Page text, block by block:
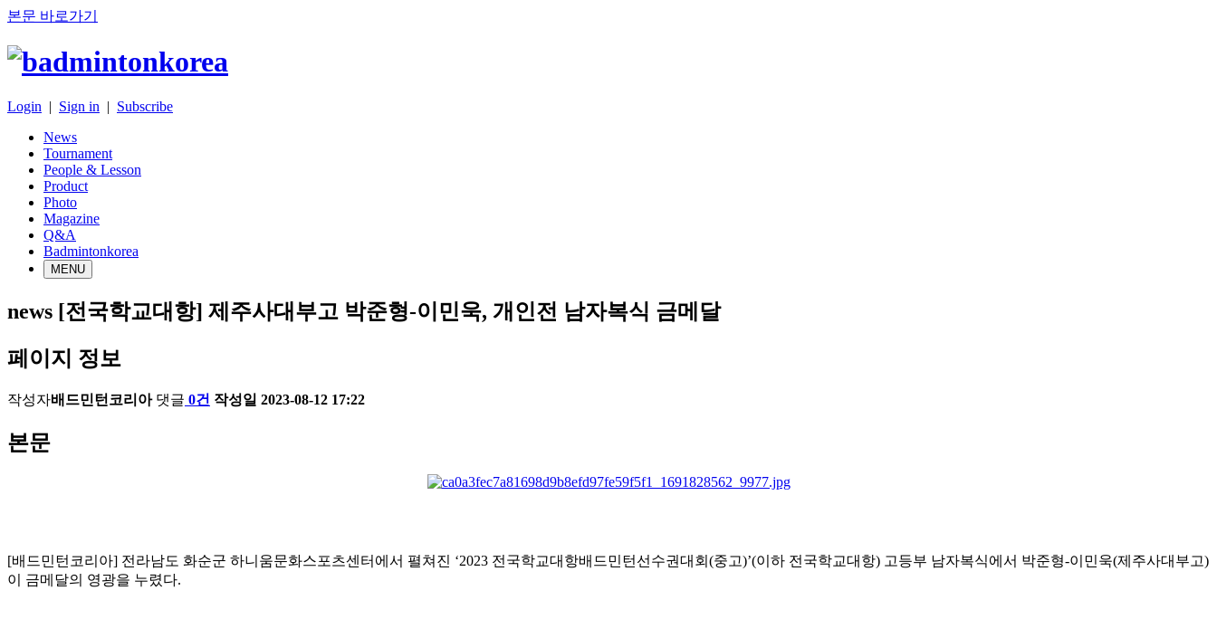
본문 바로가기
Login | Sign in | Subscribe
News
Tournament
People & Lesson
Product
Photo
Magazine
Q&A
Badmintonkorea
MENU
news [전국학교대항] 제주사대부고 박준형-이민욱, 개인전 남자복식 금메달
페이지 정보
작성자배드민턴코리아 댓글 0건 작성일 2023-08-12 17:22
본문
[배드민턴코리아] 전라남도 화순군 하니움문화스포츠센터에서 펼쳐진 ‘2023 전국학교대항배드민턴선수권대회 (중고)’(이하 전국학교대항) 고등부 남자복식에서 박준형-이민욱(제주사대부고)
이 금메달의 영광을 누렸다.